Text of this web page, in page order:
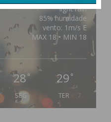
light rain
85% humidade
vento: 1m/s E
MAX 18 • MIN 18
28°
SEG
29 °
TER